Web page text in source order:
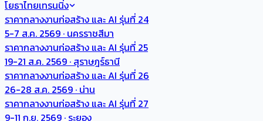
โยธาไทยเทรนนิ่ง
ราคากลางงานก่อสร้าง และ AI รุ่นที่ 24
5-7 ส.ค. 2569 · นครราชสีมา
ราคากลางงานก่อสร้าง และ AI รุ่นที่ 25
19-21 ส.ค. 2569 · สุราษฎร์ธานี
ราคากลางงานก่อสร้าง และ AI รุ่นที่ 26
26-28 ส.ค. 2569 · น่าน
ราคากลางงานก่อสร้าง และ AI รุ่นที่ 27
9-11 ก.ย. 2569 · ระยอง